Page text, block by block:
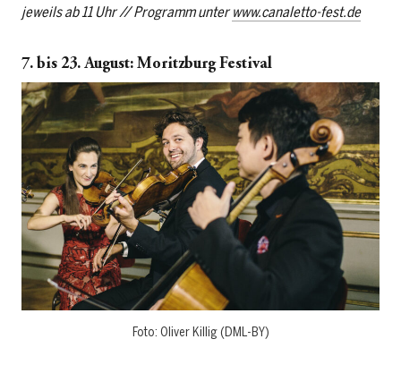
jeweils ab 11 Uhr // Programm unterwww.canaletto-fest.de
7. bis 23. August: Moritzburg Festival
Foto: Oliver Killig (DML-BY)